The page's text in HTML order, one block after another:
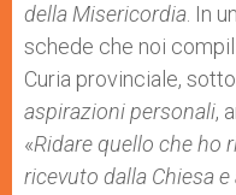
della Misericordia. In
schede che noi
Curia provinciale,
aspirazioni personali,
«Ridare quello che ho
ricevuto dalla Chiesa